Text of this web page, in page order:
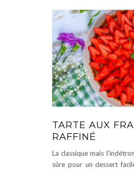
TARTE AUX
RAFFINÉ
La classique mais
sûre pour un dessert